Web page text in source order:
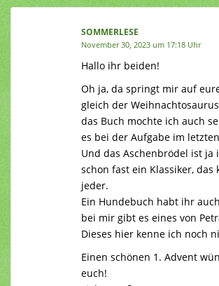
SOMMERLESE
November 30, 2023 um 17:18 Uhr
Hallo ihr beiden!
Oh ja, da springt mir auf
gleich der
das Buch mochte ich auch
es bei der Aufgabe im
Und das Aschenbrödel ist ja
schon fast ein Klassiker, das
jeder.
Ein Hundebuch habt ihr
bei mir gibt es eines von
Dieses hier kenne ich noch
Einen schönen 1. Advent
euch!